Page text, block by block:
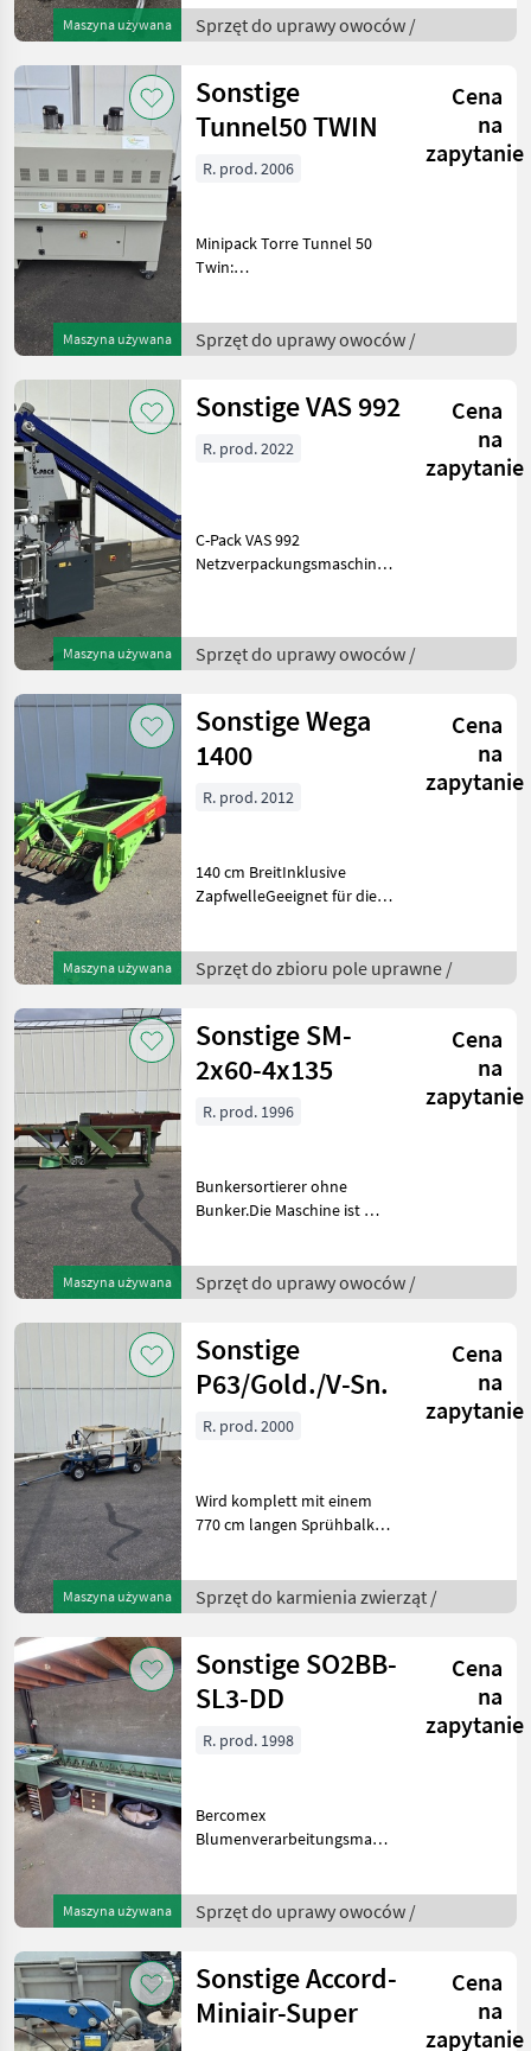
Maszyna używana
einstellbar, um Etiketten an
verschiedenen Stellen über
Sprzęt do uprawy owoców /
Maszyna używana
Sonstige
Tunnel50 TWIN
Cena
na
zapytanie
R. prod. 2006
Minipack Torre Tunnel 50
Twin:
ProdukteDer Tunnel 50
Twin wurde entwickelt, um
anzubieten, d
Sprzęt do uprawy owoców /
Maszyna używana
Sonstige VAS 992
Cena
na
zapytanie
R. prod. 2022
C-Pack VAS 992
Netzverpackungsmaschine
eine C-Pack VAS 992
vollautomatische
Baujahr 20
Sprzęt do uprawy owoców /
Maszyna używana
Sonstige Wega
1400
Cena
na
zapytanie
R. prod. 2012
140 cm BreitInklusive
ZapfwelleGeeignet für die
Informationen oder eine
vollständige Angebot?
sch
Sprzęt do zbioru pole uprawne /
Maszyna używana
Sonstige SM-
2x60-4x135
Cena
na
zapytanie
R. prod. 1996
Bunkersortierer ohne
Bunker.Die Maschine ist mit
Sortierabschnitt verfügt
über eine
Übermaßmaterial wird
Sprzęt do uprawy owoców /
Maszyna używana
Sonstige
P63/Gold./V-Sn.
Cena
na
zapytanie
R. prod. 2000
Wird komplett mit einem
770 cm langen Sprühbalken
Befestigungshaken für den
SprühbalkenRollenführungen,
Sprzęt do karmienia zwierząt /
Maszyna używana
Sonstige SO2BB-
SL3-DD
Cena
na
zapytanie
R. prod. 1998
Bercomex
Blumenverarbeitungsmaschine2
Doppelter
DachgurtSammelband
eine vollst
Sprzęt do uprawy owoców /
Sonstige Accord-
Miniair-Super
Cena
na
zapytanie